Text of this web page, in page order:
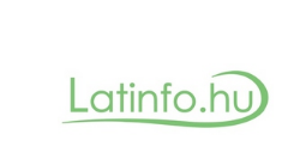
tartalomhoz